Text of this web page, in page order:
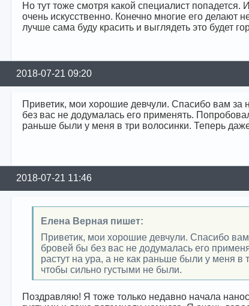
Но тут тоже смотря какой специалист
очень искусственно. Конечно многие его делают
лучше сама буду красить и выглядеть это будет
2018-07-21 09:20
Приветик, мои хорошие девчули. Спасибо вам за
без вас не додумалась его применять.
раньше были у меня в три волосинки. Теперь
2018-07-21 11:46
Елена Верная пишет:
Приветик, мои хорошие девчули. Спасибо
бровей бы без вас не додумалась его
растут на ура, а не как раньше были у меня
чтобы сильно густыми не были.
Поздравляю! Я тоже только недавно начала